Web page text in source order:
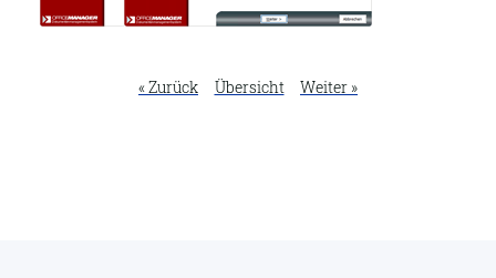
« Zurück Übersicht Weiter »